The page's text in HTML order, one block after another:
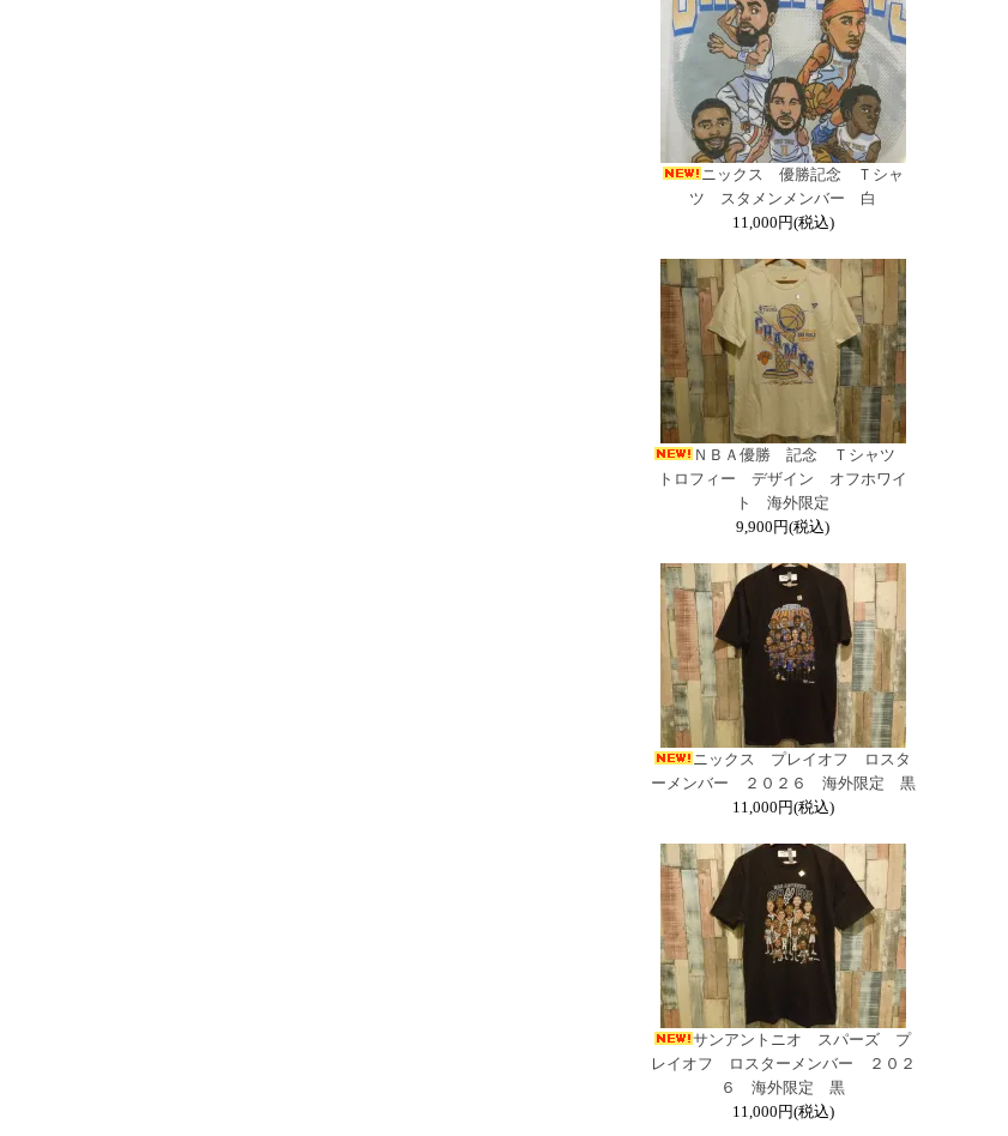
ニックス 優勝記念 Ｔシャ
ツ スタメンメンバー 白
11,000円(税込)
ＮＢＡ優勝 記念 Ｔシャツ
トロフィー デザイン オフホワイ
ト 海外限定
9,900円(税込)
ニックス プレイオフ ロスタ
ーメンバー ２０２６ 海外限定 黒
11,000円(税込)
サンアントニオ スパーズ プ
レイオフ ロスターメンバー ２０２
６ 海外限定 黒
11,000円(税込)